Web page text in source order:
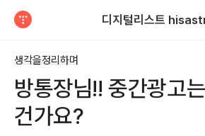
디지털리스트
생각을정리하며
방통장님!! 중간광고
건가요?